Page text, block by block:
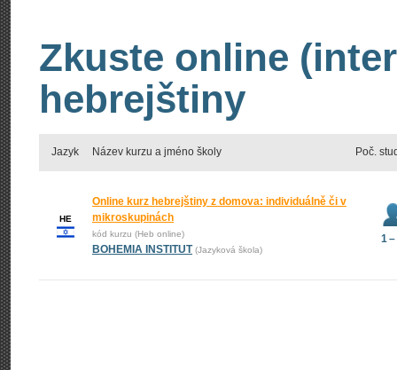
Zkuste online
hebrejštiny
Jazyk Název kurzu a jméno školy Poč.
HE
Online kurz hebrejštiny z domova: individuálně či v
mikroskupinách
kód kurzu (Heb online)
BOHEMIA INSTITUT (Jazyková škola)
1